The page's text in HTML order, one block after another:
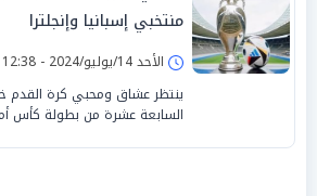
منتخبي إسبانيا وإنجلترا
الأحد 14/يوليو/2024 - 12:38 م
ينتظر عشاق ومحبي كرة القدم
السابعة عشرة من بطولة كأس أمم